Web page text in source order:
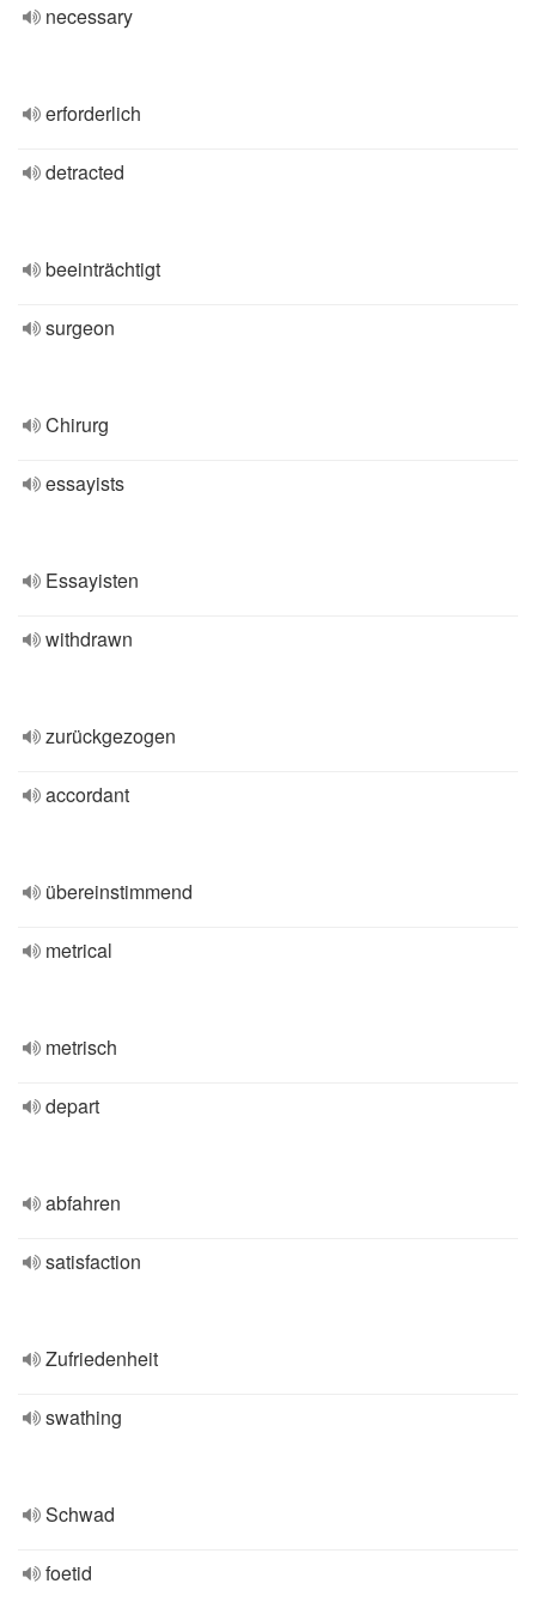
necessary
erforderlich
detracted
beeinträchtigt
surgeon
Chirurg
essayists
Essayisten
withdrawn
zurückgezogen
accordant
übereinstimmend
metrical
metrisch
depart
abfahren
satisfaction
Zufriedenheit
swathing
Schwad
foetid